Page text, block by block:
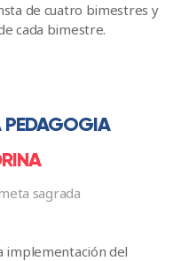
de cuatro bimestres y
cada bimestre.
PEDAGOGIA
sagrada
implementación del